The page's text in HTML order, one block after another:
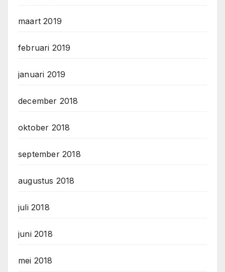
maart 2019
februari 2019
januari 2019
december 2018
oktober 2018
september 2018
augustus 2018
juli 2018
juni 2018
mei 2018